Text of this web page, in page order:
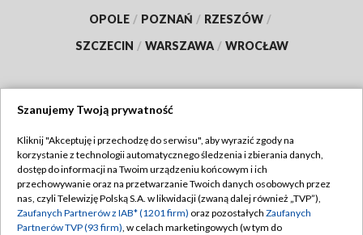
OPOLE / POZNAŃ / RZESZÓW /
SZCZECIN / WARSZAWA / WROCŁAW
TVP
Abonament TVP
Emisja w TVP
Regulamin TVP
Polityka prywatności
Szanujemy Twoją prywatność
Kliknij "Akceptuję i przechodzę do serwisu", aby wyrazić zgody na
korzystanie z technologii automatycznego śledzenia i zbierania danych,
dostęp do informacji na Twoim urządzeniu końcowym i ich
przechowywanie oraz na przetwarzanie Twoich danych osobowych przez
nas, czyli Telewizję Polską S.A. w likwidacji (zwaną dalej również „TVP”),
Zaufanych Partnerów z IAB* (1201 firm) oraz pozostałych Zaufanych
Partnerów TVP (93 firm), w celach marketingowych (w tym do